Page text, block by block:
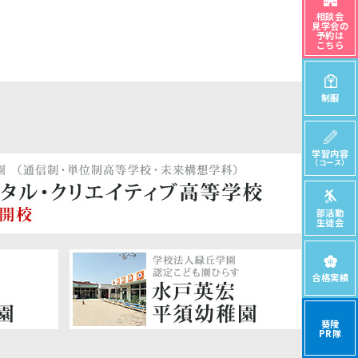
相談会
見学会の
予約は
こちら
制服
学習内容
（コース）
部活動
生徒会
合格実績
葵陵
PR隊